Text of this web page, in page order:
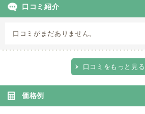
口コミ紹介
口コミがまだありません。
口コミをもっと見る
価格例